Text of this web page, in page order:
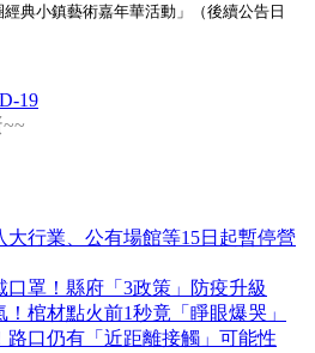
經典小鎮藝術嘉年華活動」（後續公告日
19
大行業、公有場館等15日起暫停營
罩！縣府「3政策」防疫升級
棺材點火前1秒竟「睜眼爆哭」
路口仍有「近距離接觸」可能性